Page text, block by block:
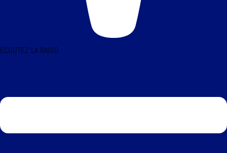
ÉCOUTEZ LA RADIO